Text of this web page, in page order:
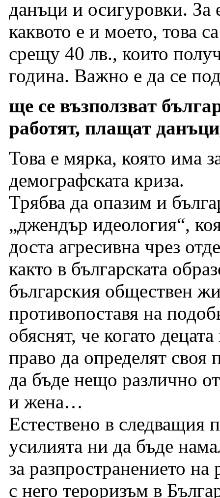
данъци и осигуровки. За
каквото е и моето, това
срещу 40 лв., които
година. Важно е да се
ще се възползват
работят, плащат
Това е мярка, която има
демографската криза.
Трябва да опазим и
„джендър идеология“,
доста агресивна чрез
както в българската
българския обществен
противопоставя на
обяснят, че когато
право да определят
да бъде нещо различно
и жена…
Естествено в следващия
усилията ни да бъде
за разпространението
с него тероризъм в